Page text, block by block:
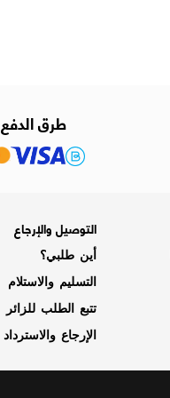
طرق الدفع
التوصيل والإرجاع
أين طلبي؟
التسليم والاستلام
تتبع الطلب للزائر
الإرجاع والاسترداد